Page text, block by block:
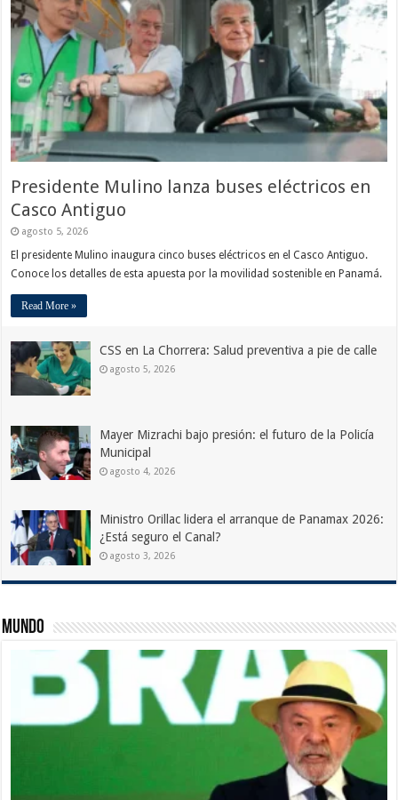
Presidente Mulino lanza buses eléctricos en
Casco Antiguo
agosto 5, 2026
El presidente Mulino inaugura cinco buses eléctricos en el Casco Antiguo.
Conoce los detalles de esta apuesta por la movilidad sostenible en Panamá.
Read More »
CSS en La Chorrera: Salud preventiva a pie de calle
agosto 5, 2026
Mayer Mizrachi bajo presión: el futuro de la Policía
Municipal
agosto 4, 2026
Ministro Orillac lidera el arranque de Panamax 2026:
¿Está seguro el Canal?
agosto 3, 2026
Mundo